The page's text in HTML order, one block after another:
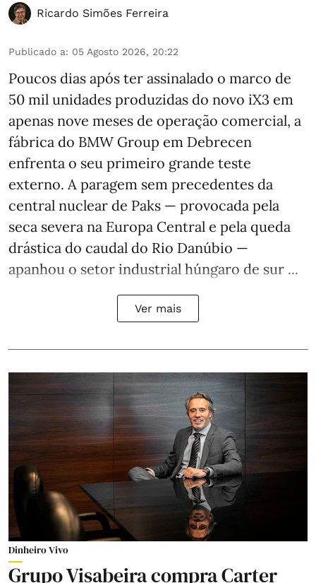
Ricardo Simões Ferreira
Publicado a: 05 Agosto 2026, 20:22
Poucos dias após ter assinalado o marco de
50 mil unidades produzidas do novo iX3 em
apenas nove meses de operação comercial, a
fábrica do BMW Group em Debrecen
enfrenta o seu primeiro grande teste
externo. A paragem sem precedentes da
central nuclear de Paks — provocada pela
seca severa na Europa Central e pela queda
drástica do caudal do Rio Danúbio —
apanhou o setor industrial húngaro de sur ...
Ver mais
Dinheiro Vivo
Grupo Visabeira compra Carter